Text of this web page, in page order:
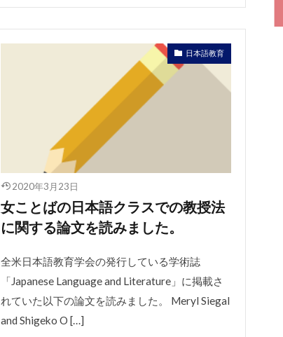
日本語教育
2020年3月23日
女ことばの日本語クラスでの教授法
に関する論文を読みました。
全米日本語教育学会の発行している学術誌
「Japanese Language and Literature」に掲載さ
れていた以下の論文を読みました。 Meryl Siegal
and Shigeko O […]